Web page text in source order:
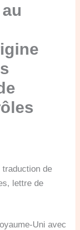
de
lettre de
Uni avec